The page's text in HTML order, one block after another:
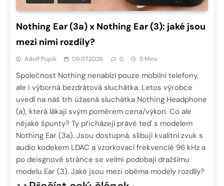
Nothing Ear (3a) x Nothing Ear (3): jaké jsou
mezi nimi rozdíly?
Adolf Pupík 09.07.2026 0 5 Mins
Společnost Nothing nenabízí pouze mobilní telefony,
ale i výborná bezdrátová sluchátka. Letos výrobce
uvedl na náš trh úžasná sluchátka Nothing Headphone
(a), která lákají svým poměrem cena/výkon. Co ale
nějaké špunty? Ty přicházejí právě teď s modelem
Nothing Ear (3a). Jsou dostupná, slibují kvalitní zvuk s
audio kodekem LDAC a vzorkovací frekvencíé 96 kHz a
po deisgnové stránce se velmi podobají dražšímu
modelu Ear (3). Jaké jsou mezi oběma modely rozdíly?